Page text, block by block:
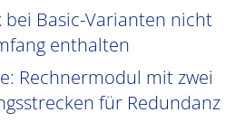
bei Basic-Varianten nicht
enthalten
Rechnermodul mit zwei
für Redundanz